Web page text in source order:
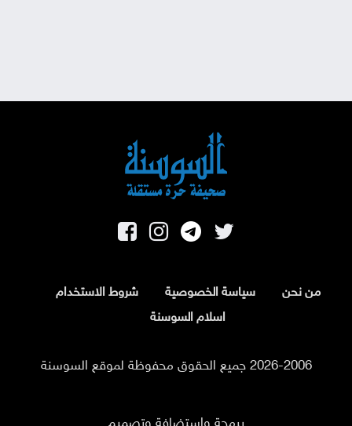
من نحن سياسة الخصوصية
شروط الاستخدام
اسلام السوسنة
2026-2006 جميع الحقوق محفوظة لموقع السوسنة
برمجة واستضافة وتصميم